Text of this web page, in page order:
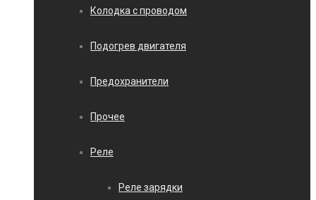
Колодка с проводом
Подогрев двигателя
Предохранители
Прочее
Реле
Реле зарядки